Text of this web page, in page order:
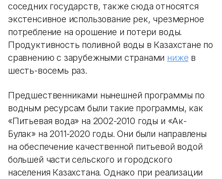
соседних государств, также сюда относятся
экстенсивное использование рек, чрезмерное
потребление на орошение и потери воды.
Продуктивность поливной воды в Казахстане по
сравнению с зарубежными странами ниже в
шесть-восемь раз.
Предшественниками нынешней программы по
водным ресурсам были такие программы, как
«Питьевая вода» на 2002-2010 годы и «Ак-
Булак» на 2011-2020 годы. Они были направлены
на обеспечение качественной питьевой водой
большей части сельского и городского
населения Казахстана. Однако при реализации